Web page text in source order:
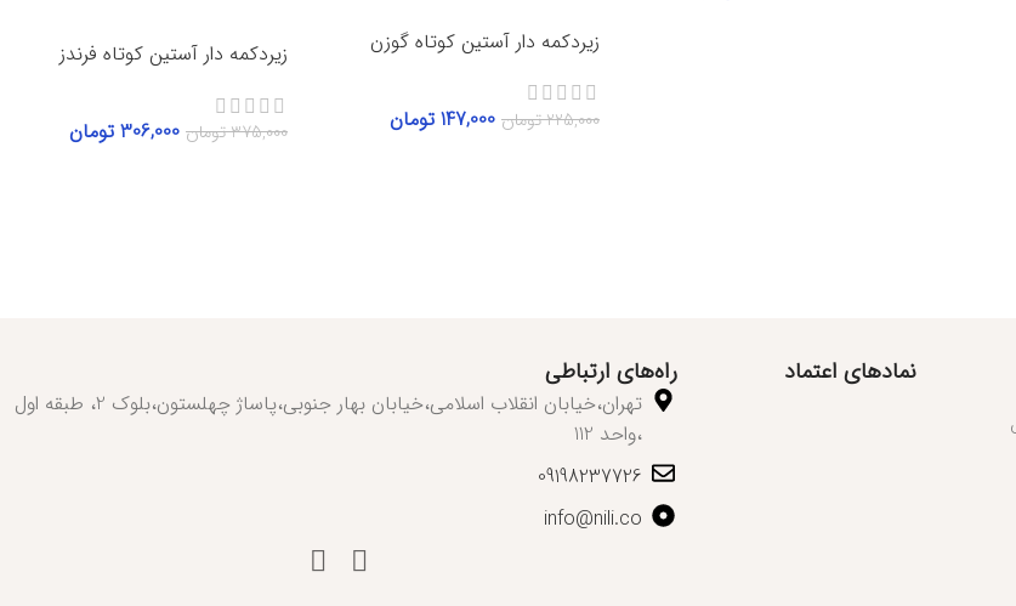
زیردکمه دار آستین کوتاه گوزن
225,000تومان 147,000 تومان
زیردکمه دار آستین کوتاه فرندز
375,000تومان 306,000 تومان
نمادهای اعتماد راه‌های ارتباطی
تهران،خیابان انقلاب اسلامی،خیابان بهار جنوبی،پاساژ چهلستون،بلوک 2، طبقه اول
،واحد 112
09198237726
info@nili.co